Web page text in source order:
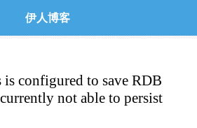
伊人博客
configured to save RDB
not able to persist